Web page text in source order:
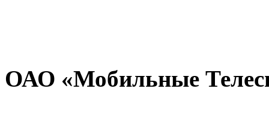
ОАО «Мобильные